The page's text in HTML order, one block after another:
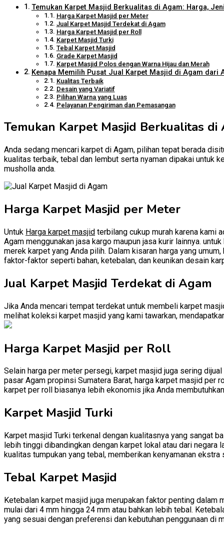
Temukan Karpet Masjid Berkualitas di Agam: Harga,
Harga Karpet Masjid per Meter
Jual Karpet Masjid Terdekat di Agam
Harga Karpet Masjid per Roll
Karpet Masjid Turki
Tebal Karpet Masjid
Grade Karpet Masjid
Karpet Masjid Polos dengan Warna Hijau dan Merah
Kenapa Memilih Pusat Jual Karpet Masjid di Agam dari
Kualitas Terbaik
Desain yang Variatif
Pilihan Warna yang Luas
Pelayanan Pengiriman dan Pemasangan
Temukan Karpet Masjid Berkualitas
Anda sedang mencari karpet di Agam, pilihan tepat berada
kualitas terbaik, tebal dan lembut serta nyaman dipakai untuk
musholla anda.
Harga Karpet Masjid per Meter
Untuk Harga karpet masjid terbilang cukup murah karena kami
Agam menggunakan jasa kargo maupun jasa kurir lainnya.
merek karpet yang Anda pilih. Dalam kisaran harga yang
faktor-faktor seperti bahan, ketebalan, dan keunikan desain
Jual Karpet Masjid Terdekat di Agam
Jika Anda mencari tempat terdekat untuk membeli karpet
melihat koleksi karpet masjid yang kami tawarkan,
Harga Karpet Masjid per Roll
Selain harga per meter persegi, karpet masjid juga sering
pasar Agam propinsi Sumatera Barat, harga karpet masjid per
karpet per roll biasanya lebih ekonomis jika Anda
Karpet Masjid Turki
Karpet masjid Turki terkenal dengan kualitasnya yang sangat
lebih tinggi dibandingkan dengan karpet lokal atau dari negara
kualitas tumpukan yang tebal, memberikan kenyamanan
Tebal Karpet Masjid
Ketebalan karpet masjid juga merupakan faktor penting
mulai dari 4 mm hingga 24 mm atau bahkan lebih tebal.
yang sesuai dengan preferensi dan kebutuhan penggunaan di